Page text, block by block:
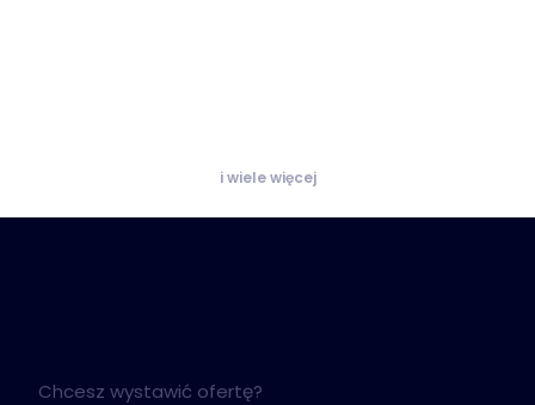
i wiele więcej
Chcesz wystawić ofertę?